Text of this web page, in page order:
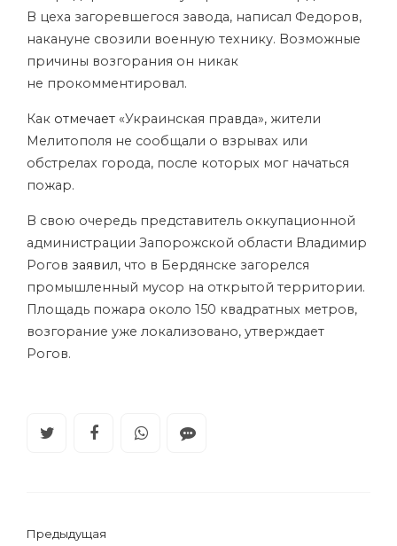
В цеха загоревшегося завода, написал Федоров,
накануне свозили военную технику. Возможные
причины возгорания он никак
не прокомментировал.
Как отмечает «Украинская правда», жители
Мелитополя не сообщали о взрывах или
обстрелах города, после которых мог начаться
пожар.
В свою очередь представитель оккупационной
администрации Запорожской области Владимир
Рогов заявил, что в Бердянске загорелся
промышленный мусор на открытой территории.
Площадь пожара около 150 квадратных метров,
возгорание уже локализовано, утверждает
Рогов.
Предыдущая